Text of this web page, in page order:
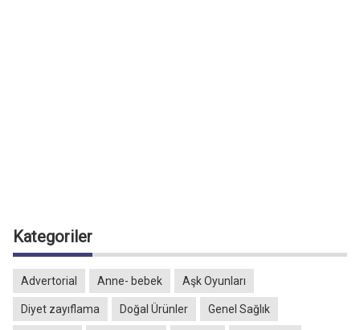
Kategoriler
Advertorial Anne- bebek Aşk Oyunları
Diyet zayıflama Doğal Ürünler Genel Sağlık